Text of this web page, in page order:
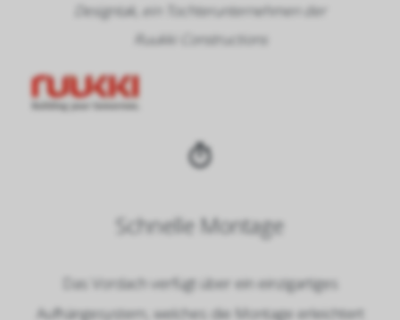
Designtak, ein Tochterunternehmen der
Ruukki Constructions
Schnelle Montage
Das Vordach verfügt über ein einzigartiges
Aufhängesystem, welches die Montage erleichtert